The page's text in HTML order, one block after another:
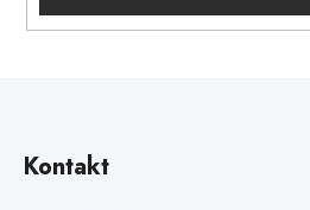
Kontakt